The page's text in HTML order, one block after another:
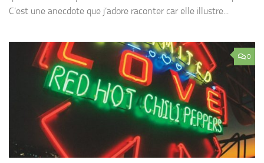
C’est une anecdote que j’adore raconter car elle illustre...
0